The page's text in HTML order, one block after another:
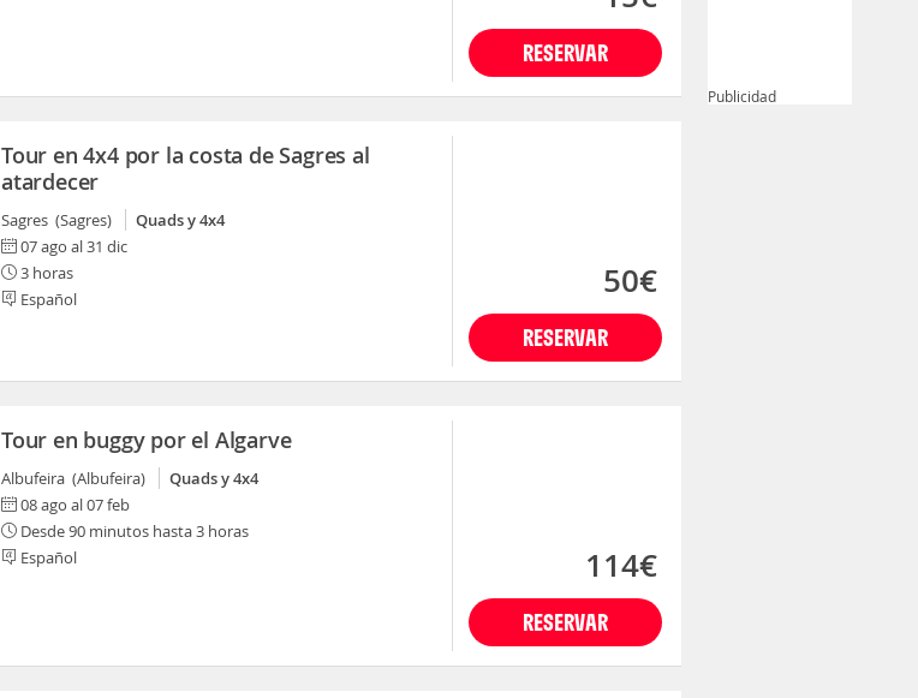
RESERVAR
Tour en 4x4 por la costa de Sagres al
atardecer
Sagres (Sagres)
Quads y 4x4
07 ago al 31 dic
3 horas
Español
RESERVAR
50€
Tour en buggy por el Algarve
Albufeira (Albufeira)
Quads y 4x4
08 ago al 07 feb
Desde 90 minutos hasta 3 horas
Español
RESERVAR
114€
Publicidad